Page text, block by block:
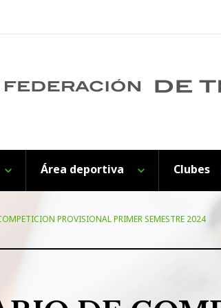
Área deportiva Clubes
PROVISIONAL PRIMER SEMESTRE 2024